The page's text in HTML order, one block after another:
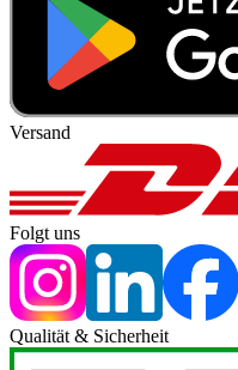
Versand
Folgt uns
Qualität & Sicherheit